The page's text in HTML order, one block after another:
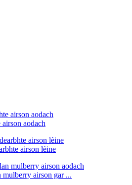
aodach
airson lèine
airson gar ...